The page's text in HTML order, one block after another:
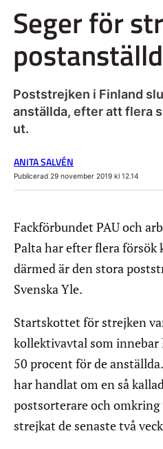
Seger för
Poststrejken i Finland
anställda, efter att flera
ut.
ANITA SALVÉN
Publicerad 29 november 2019 kl 12.14
Fackförbundet PAU och
Palta har efter flera försök
därmed är den stora
Svenska Yle.
Startskottet för strejken
kollektivavtal som innebar
50 procent för de
har handlat om en så
postsorterare och
strejkat de senaste två